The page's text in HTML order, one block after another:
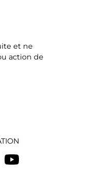
et ne
action de